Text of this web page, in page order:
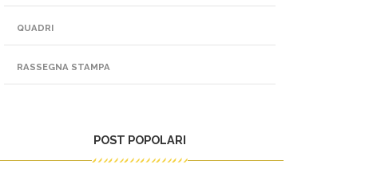
QUADRI
RASSEGNA STAMPA
POST POPOLARI